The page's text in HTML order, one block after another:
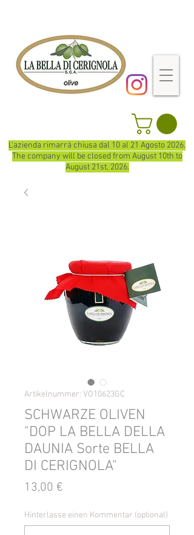
L'azienda rimarrà chiusa dal 10 al 21 Agosto 2026.
The company will be closed from August 10th to
August 21st, 2026.
Artikelnummer: VO10623GC
SCHWARZE OLIVEN
"DOP LA BELLA DELLA
DAUNIA Sorte BELLA
DI CERIGNOLA"
13,00 €
Hinterlasse einen Kommentar (optional)